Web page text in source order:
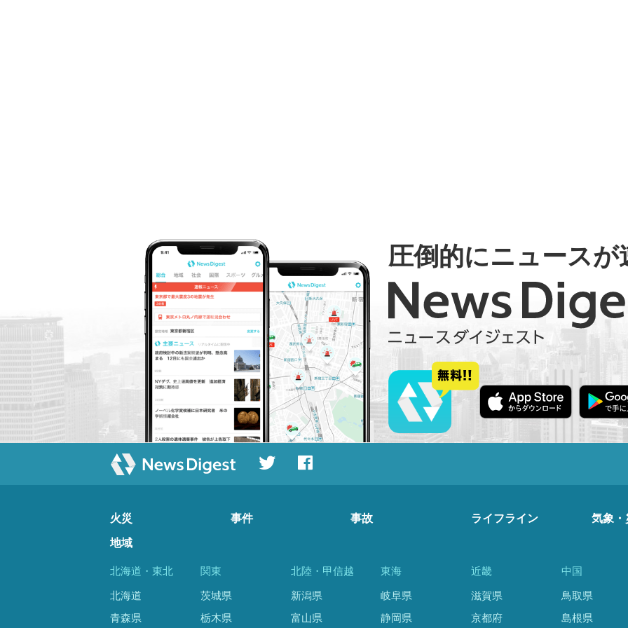
圧倒的にニュースが
火災 事件 事故 ライフライン 気象・
地域
北海道・東北
北海道
青森県
関東
茨城県
栃木県
北陸・甲信越
新潟県
富山県
東海
岐阜県
静岡県
近畿
滋賀県
京都府
中国
鳥取県
島根県